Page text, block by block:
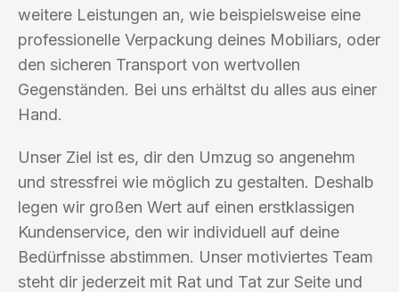
weitere Leistungen an, wie beispielsweise eine
professionelle Verpackung deines Mobiliars, oder
den sicheren Transport von wertvollen
Gegenständen. Bei uns erhältst du alles aus einer
Hand.
Unser Ziel ist es, dir den Umzug so angenehm
und stressfrei wie möglich zu gestalten. Deshalb
legen wir großen Wert auf einen erstklassigen
Kundenservice, den wir individuell auf deine
Bedürfnisse abstimmen. Unser motiviertes Team
steht dir jederzeit mit Rat und Tat zur Seite und